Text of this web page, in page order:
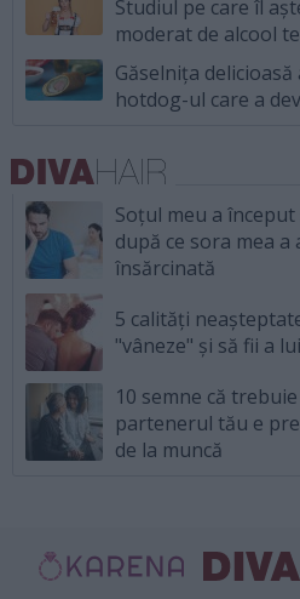
Studiul pe care îl
moderat de alcool
Găselnița
hotdog-ul care a
Soțul meu a
după ce sora mea
însărcinată
5 calități
"vâneze" și să fii a lui
10 semne că
partenerul tău e
de la muncă